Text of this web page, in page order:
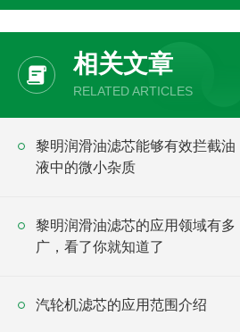
相关文章
RELATED ARTICLES
黎明润滑油滤芯能够有效拦截油
液中的微小杂质
黎明润滑油滤芯的应用领域有多
广，看了你就知道了
汽轮机滤芯的应用范围介绍